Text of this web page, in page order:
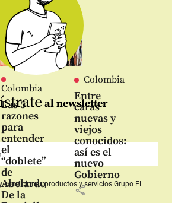
Colombia
Las 5
razones
para
entender
el
“doblete”
de
Abelardo
De la
Colombia
Entre
caras
nuevas y
viejos
conocidos:
así es el
nuevo
Gobierno
share
al newsletter
condiciones productos y serviciosGrupo EL